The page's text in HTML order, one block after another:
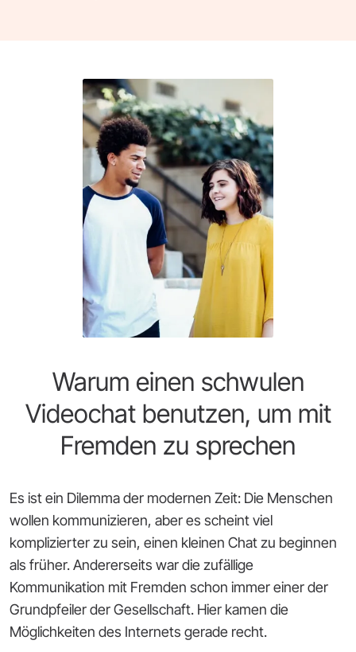
Warum einen schwulen
Videochat benutzen, um mit
Fremden zu sprechen
Es ist ein Dilemma der modernen Zeit: Die Menschen
wollen kommunizieren, aber es scheint viel
komplizierter zu sein, einen kleinen Chat zu beginnen
als früher. Andererseits war die zufällige
Kommunikation mit Fremden schon immer einer der
Grundpfeiler der Gesellschaft. Hier kamen die
Möglichkeiten des Internets gerade recht.